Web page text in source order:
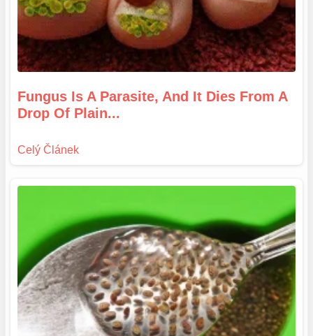
Fungus Is A Parasite, And It Dies From A
Drop Of Plain...